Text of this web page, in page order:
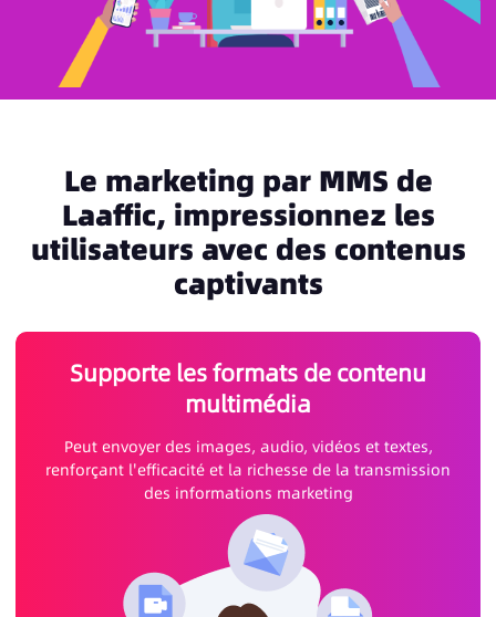
Le marketing par MMS de
Laaffic, impressionnez les
utilisateurs avec des contenus
captivants
Supporte les formats de contenu
multimédia
Peut envoyer des images, audio, vidéos et textes,
renforçant l'efficacité et la richesse de la transmission
des informations marketing